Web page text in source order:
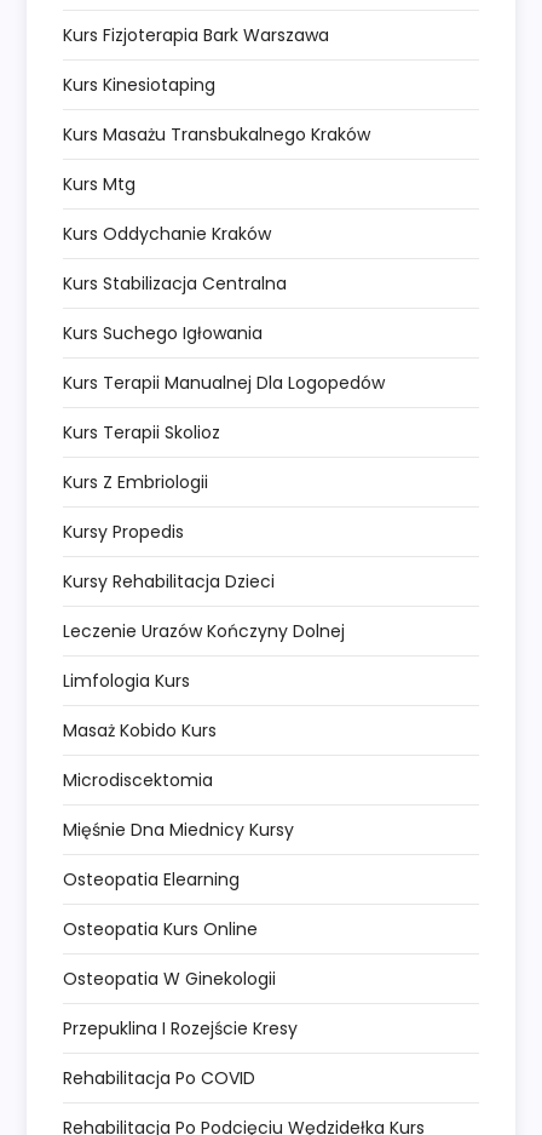
Kurs Fizjoterapia Bark Warszawa
Kurs Kinesiotaping
Kurs Masażu Transbukalnego Kraków
Kurs Mtg
Kurs Oddychanie Kraków
Kurs Stabilizacja Centralna
Kurs Suchego Igłowania
Kurs Terapii Manualnej Dla Logopedów
Kurs Terapii Skolioz
Kurs Z Embriologii
Kursy Propedis
Kursy Rehabilitacja Dzieci
Leczenie Urazów Kończyny Dolnej
Limfologia Kurs
Masaż Kobido Kurs
Microdiscektomia
Mięśnie Dna Miednicy Kursy
Osteopatia Elearning
Osteopatia Kurs Online
Osteopatia W Ginekologii
Przepuklina I Rozejście Kresy
Rehabilitacja Po COVID
Rehabilitacja Po Podcięciu Wędzidełka Kurs